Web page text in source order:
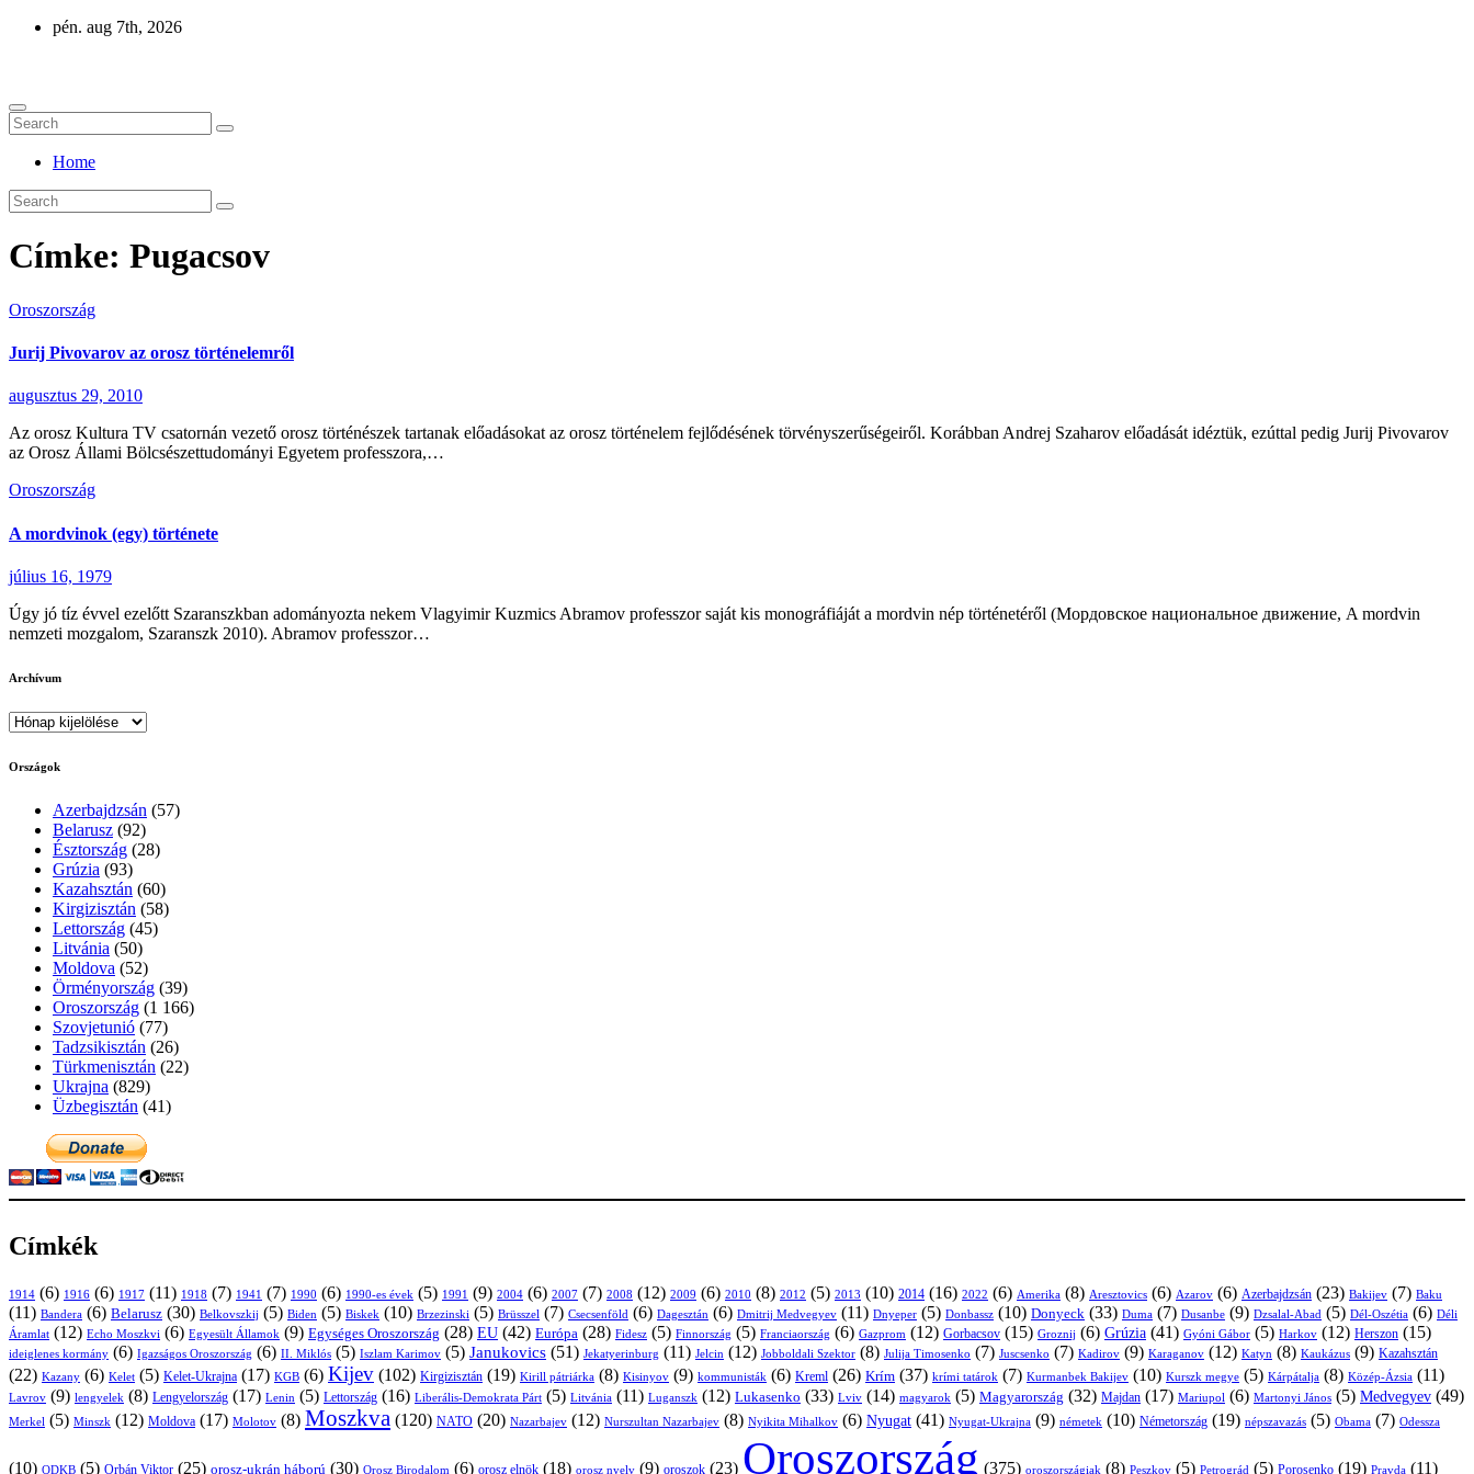
Skip
pén. aug 7th, 2026
Home
Címke: Pugacsov
Oroszország
Jurij Pivovarov az orosz történelemről
augusztus 29, 2010
Az orosz Kultura TV csatornán vezető orosz történészek tartanak előadásokat az orosz történelem fejlődésének törvényszerűségeiről. Korábban Andrej Szaharov előadását idéztük, ezúttal pedig Jurij Pivovarov
az Orosz Állami Bölcsészettudományi Egyetem professzora,…
Oroszország
A mordvinok (egy) története
július 16, 1979
Úgy jó tíz évvel ezelőtt Szaranszkban adományozta nekem Vlagyimir Kuzmics Abramov professzor saját kis monográfiáját a mordvin nép történetéről (Мордовское национальное движение, A mordvin
nemzeti mozgalom, Szaranszk 2010). Abramov professzor…
Archívum
Archívum
Országok
Azerbajdzsán (57)
Belarusz (92)
Észtország (28)
Grúzia (93)
Kazahsztán (60)
Kirgizisztán (58)
Lettország (45)
Litvánia (50)
Moldova (52)
Örményország (39)
Oroszország (1 166)
Szovjetunió (77)
Tadzsikisztán (26)
Türkmenisztán (22)
Ukrajna (829)
Üzbegisztán (41)
Címkék
1914 (6) 1916 (6) 1917 (11) 1918 (7) 1941 (7) 1990 (6) 1990-es évek (5) 1991 (9) 2004 (6) 2007 (7) 2008 (12) 2009 (6) 2010 (8) 2012 (5) 2013 (10) 2014 (16) 2022 (6) Amerika (8) Aresztovics (6) Azarov (6) Azerbajdzsán (23) Bakijev (7) Baku
(11) Bandera (6) Belarusz (30) Belkovszkij (5) Biden (5) Biskek (10) Brzezinski (5) Brüsszel (7) Csecsenföld (6) Dagesztán (6) Dmitrij Medvegyev (11) Dnyeper (5) Donbassz (10) Donyeck (33) Duma (7) Dusanbe (9) Dzsalal-Abad (5) Dél-Oszétia (6) Déli
Áramlat (12) Echo Moszkvi (6) Egyesült Államok (9) Egységes Oroszország (28) EU (42) Európa (28) Fidesz (5) Finnország (5) Franciaország (6) Gazprom (12) Gorbacsov (15) Groznij (6) Grúzia (41) Gyóni Gábor (5) Harkov (12) Herszon (15)
ideiglenes kormány (6) Igazságos Oroszország (6) II. Miklós (5) Iszlam Karimov (5) Janukovics (51) Jekatyerinburg (11) Jelcin (12) Jobboldali Szektor (8) Julija Timosenko (7) Juscsenko (7) Kadirov (9) Karaganov (12) Katyn (8) Kaukázus (9) Kazahsztán
(22) Kazany (6) Kelet (5) Kelet-Ukrajna (17) KGB (6) Kijev (102) Kirgizisztán (19) Kirill pátriárka (8) Kisinyov (9) kommunisták (6) Kreml (26) Krím (37) krími tatárok (7) Kurmanbek Bakijev (10) Kurszk megye (5) Kárpátalja (8) Közép-Ázsia (11)
Lavrov (9) lengyelek (8) Lengyelország (17) Lenin (5) Lettország (16) Liberális-Demokrata Párt (5) Litvánia (11) Luganszk (12) Lukasenko (33) Lviv (14) magyarok (5) Magyarország (32) Majdan (17) Mariupol (6) Martonyi János (5) Medvegyev (49)
Merkel (5) Minszk (12) Moldova (17) Molotov (8) Moszkva (120) NATO (20) Nazarbajev (12) Nurszultan Nazarbajev (8) Nyikita Mihalkov (6) Nyugat (41) Nyugat-Ukrajna (9) németek (10) Németország (19) népszavazás (5) Obama (7) Odessza
(10) ODKB (5) Orbán Viktor (25) orosz-ukrán háború (30) Orosz Birodalom (6) orosz elnök (18) orosz nyelv (9) oroszok (23) Oroszország (375) oroszországiak (8) Peszkov (5) Petrográd (5) Porosenko (19) Pravda (11)